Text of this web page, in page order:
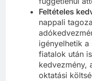
Feltételes
nappali
igényelhetik
fiatalok után
kedvezmény,
oktatási